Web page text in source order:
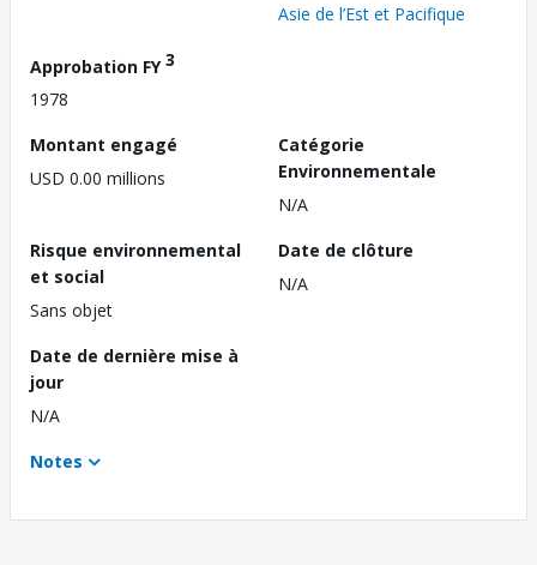
Asie de l’Est et Pacifique
Approbation FY3
1978
Montant engagé
USD 0.00 millions
Catégorie
Environnementale
N/A
Risque environnemental
et social
Sans objet
Date de clôture
N/A
Date de dernière mise à
jour
N/A
Notes